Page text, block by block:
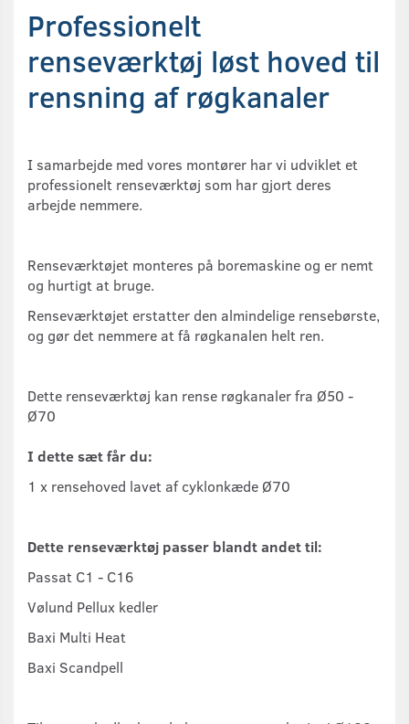
Professionelt
renseværktøj løst hoved til
rensning af røgkanaler
I samarbejde med vores montører har vi udviklet et
professionelt renseværktøj som har gjort deres
arbejde nemmere.
Renseværktøjet monteres på boremaskine og er nemt
og hurtigt at bruge.
Renseværktøjet erstatter den almindelige rensebørste,
og gør det nemmere at få røgkanalen helt ren.
Dette renseværktøj kan rense røgkanaler fra Ø50 -
Ø70
I dette sæt får du:
1 x rensehoved lavet af cyklonkæde Ø70
Dette renseværktøj passer blandt andet til:
Passat C1 - C16
Vølund Pellux kedler
Baxi Multi Heat
Baxi Scandpell